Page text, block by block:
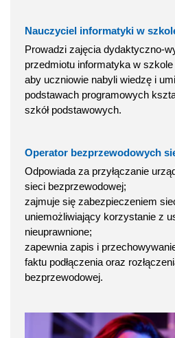
Nauczyciel informatyki w
Prowadzi zajęcia dydaktyczno-
przedmiotu informatyka w
aby uczniowie nabyli wiedzę i
podstawach programowych
szkół podstawowych.
Operator bezprzewodowych
Odpowiada za przyłączanie
sieci bezprzewodowej;
zajmuje się zabezpieczeniem
uniemożliwiający korzystanie z
nieuprawnione;
zapewnia zapis i
faktu podłączenia oraz
bezprzewodowej.